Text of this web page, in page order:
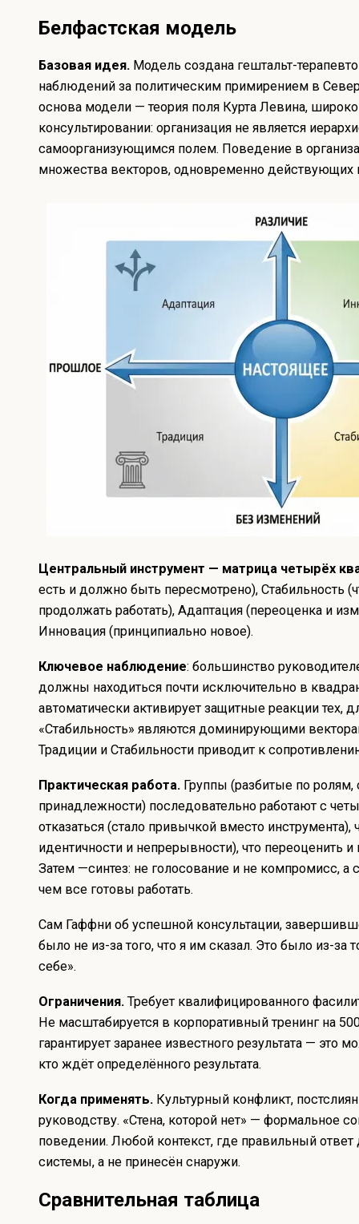
Белфастская модель
Базовая идея. Модель создана гештальт-
наблюдений за политическим примирением в
основа модели — теория поля Курта Левина,
консультировании: организация не является
самоорганизующимся полем. Поведение в
множества векторов, одновременно действующих
Центральный инструмент — матрица четырёх
есть и должно быть пересмотрено), Стабильность
продолжать работать), Адаптация (переоценка и
Инновация (принципиально новое).
Ключевое наблюдение: большинство
должны находиться почти исключительно в
автоматически активирует защитные реакции тех,
«Стабильность» являются доминирующими
Традиции и Стабильности приводит к
Практическая работа. Группы (разбитые по ролям,
принадлежности) последовательно работают с
отказаться (стало привычкой вместо инструмента),
идентичности и непрерывности), что переоценить
Затем —синтез: не голосование и не компромисс, а
чем все готовы работать.
Сам Гаффни об успешной консультации,
было не из-за того, что я им сказал. Это было из-за
себе».
Ограничения. Требует квалифицированного
Не масштабируется в корпоративный тренинг на
гарантирует заранее известного результата — это
кто ждёт определённого результата.
Когда применять. Культурный конфликт,
руководству. «Стена, которой нет» — формальное
поведении. Любой контекст, где правильный
системы, а не принесён снаружи.
Сравнительная таблица